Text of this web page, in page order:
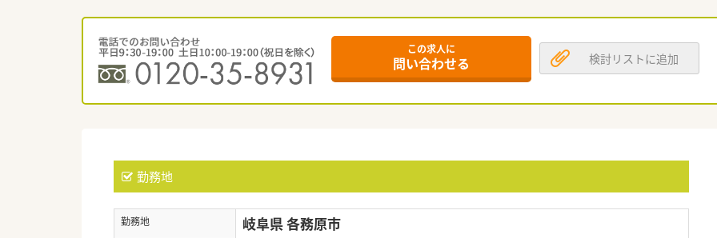
この求人に
問い合わせる 検討リストに追加
勤務地
勤務地 岐阜県 各務原市